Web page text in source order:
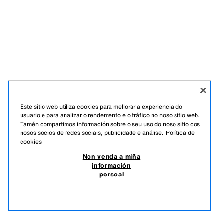
Este sitio web utiliza cookies para mellorar a experiencia do
usuario e para analizar o rendemento e o tráfico no noso sitio web.
Tamén compartimos información sobre o seu uso do noso sitio cos
nosos socios de redes sociais, publicidade e análise. Política de
cookies
Non venda a miña
información
persoal